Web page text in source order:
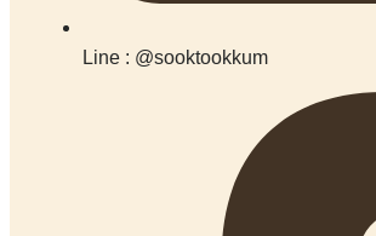
Line : @sooktookkum